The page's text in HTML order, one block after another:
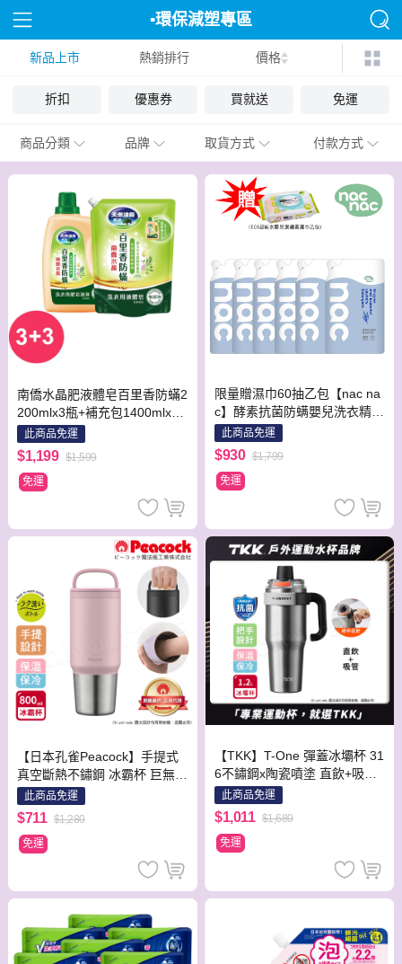
▪︎環保減塑專區
新品上市 熱銷排行 價格
折扣 優惠券 買就送 免運
商品分類 品牌 取貨方式 付款方式
南僑水晶肥液體皂百里香防蟎2
200mlx3瓶+補充包1400mlx3
包此商品免運
$1,199 $1,599
免運
限量贈濕巾60抽乙包【nac na
c】酵素抗菌防螨嬰兒洗衣精補
充包1100mlx6包 嬰兒 全家 洗
衣精
此商品免運
$930 $1,799
免運
【日本孔雀Peacock】手提式
真空斷熱不鏽鋼 冰霸杯 巨無霸
鋼杯 保冰保溫 隨行杯 800ML
(上蓋可拆洗)-粉紅色
此商品免運
$711 $1,280
免運
【TKK】T-One 彈蓋冰壩杯 31
6不鏽鋼x陶瓷噴塗 直飲+吸管
保冰保溫 運動隨身杯 1200ML
(握把式)-冰川銀
此商品免運
$1,011 $1,680
免運